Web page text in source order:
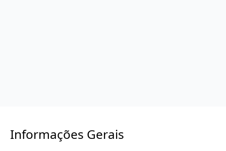
Informações Gerais